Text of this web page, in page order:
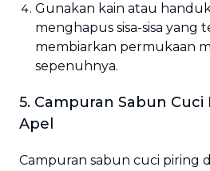
Gunakan kain atau
menghapus sisa-sisa yang
membiarkan permukaan
sepenuhnya.
5. Campuran Sabun Cuci
Apel
Campuran sabun cuci piring